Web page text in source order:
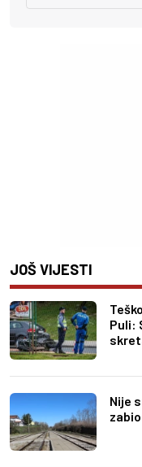
JOŠ VIJESTI
Puli:
Nije